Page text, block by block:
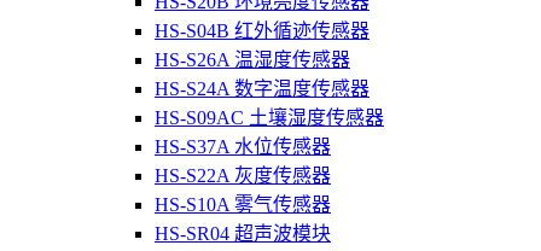
HS-S04B 红外循迹传感器
HS-S26A 温湿度传感器
HS-S24A 数字温度传感器
HS-S09AC 土壤湿度传感器
HS-S37A 水位传感器
HS-S22A 灰度传感器
HS-S10A 雾气传感器
HS-SR04 超声波模块